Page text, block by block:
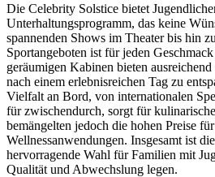
Die Celebrity Solstice bietet
Unterhaltungsprogramm, das keine
spannenden Shows im Theater bis hin
Sportangeboten ist für jeden
geräumigen Kabinen bieten
nach einem erlebnisreichen Tag zu
Vielfalt an Bord, von internationalen
für zwischendurch, sorgt für
bemängelten jedoch die hohen Preise
Wellnessanwendungen. Insgesamt ist
hervorragende Wahl für Familien mit
Qualität und Abwechslung legen.